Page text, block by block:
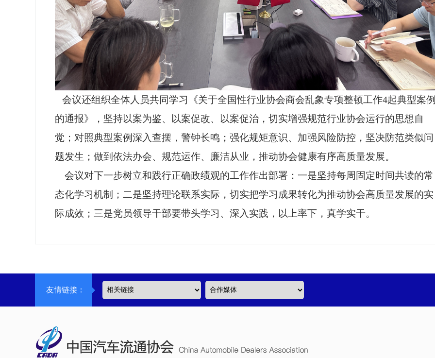
会议还组织全体人员共同学习《关于全国性行业协会商会乱象专项整顿工作4起典型案
的通报》，坚持以案为鉴、以案促改、以案促治 ， 切实增强规范行业协会运行的思想自
觉 ； 对照典型案例深入查摆 ， 警钟长鸣 ； 强化规矩意识、 加强风险防控 ， 坚决防范类似问
题发生 ； 做到依法办会、规范运作、廉洁从业 ， 推动协会健康有序高质量发展。
会议对下一步树立和践行正确政绩观的工作作出部署： 一是坚持每周固定时间共读的常
态化学习机制； 二是坚持理论联系实际，切实把学习成果转化为推动协会高质量发展的实
际成效； 三是党员领导干部要带头学习 、深入 实践 ，以上率下 ， 真学实干。
友情链接：